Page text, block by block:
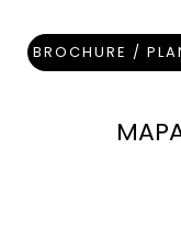
BROCHURE /